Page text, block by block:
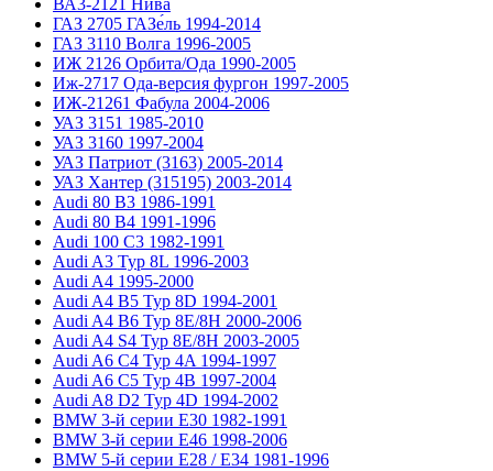
ВА3-2121 Нива
ГАЗ 2705 ГАЗе́ль 1994-2014
ГАЗ 3110 Волга 1996-2005
ИЖ 2126 Орбита/Ода 1990-2005
Иж-2717 Ода-версия фургон 1997-2005
ИЖ-21261 Фабула 2004-2006
УАЗ 3151 1985-2010
УАЗ 3160 1997-2004
УАЗ Патриот (3163) 2005-2014
УАЗ Хантер (315195) 2003-2014
Audi 80 B3 1986-1991
Audi 80 B4 1991-1996
Audi 100 C3 1982-1991
Audi A3 Typ 8L 1996-2003
Audi A4 1995-2000
Audi A4 B5 Typ 8D 1994-2001
Audi A4 B6 Typ 8E/8H 2000-2006
Audi A4 S4 Typ 8E/8H 2003-2005
Audi A6 C4 Typ 4A 1994-1997
Audi A6 C5 Typ 4B 1997-2004
Audi A8 D2 Typ 4D 1994-2002
BMW 3-й серии E30 1982-1991
BMW 3-й серии E46 1998-2006
BMW 5-й серии E28 / E34 1981-1996